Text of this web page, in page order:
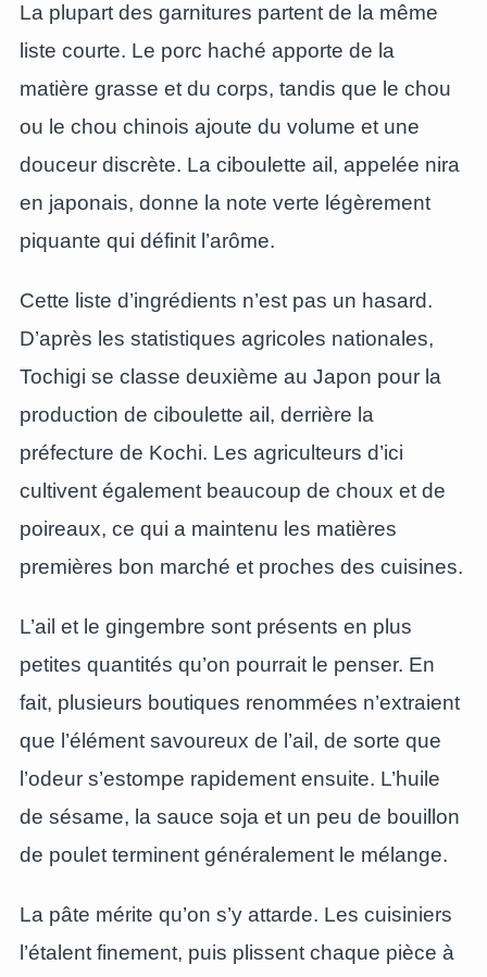
La plupart des garnitures partent de la même
liste courte. Le porc haché apporte de la
matière grasse et du corps, tandis que le chou
ou le chou chinois ajoute du volume et une
douceur discrète. La ciboulette ail, appelée nira
en japonais, donne la note verte légèrement
piquante qui définit l’arôme.
Cette liste d’ingrédients n’est pas un hasard.
D’après les statistiques agricoles nationales,
Tochigi se classe deuxième au Japon pour la
production de ciboulette ail, derrière la
préfecture de Kochi. Les agriculteurs d’ici
cultivent également beaucoup de choux et de
poireaux, ce qui a maintenu les matières
premières bon marché et proches des cuisines.
L’ail et le gingembre sont présents en plus
petites quantités qu’on pourrait le penser. En
fait, plusieurs boutiques renommées n’extraient
que l’élément savoureux de l’ail, de sorte que
l’odeur s’estompe rapidement ensuite. L’huile
de sésame, la sauce soja et un peu de bouillon
de poulet terminent généralement le mélange.
La pâte mérite qu’on s’y attarde. Les cuisiniers
l’étalent finement, puis plissent chaque pièce à